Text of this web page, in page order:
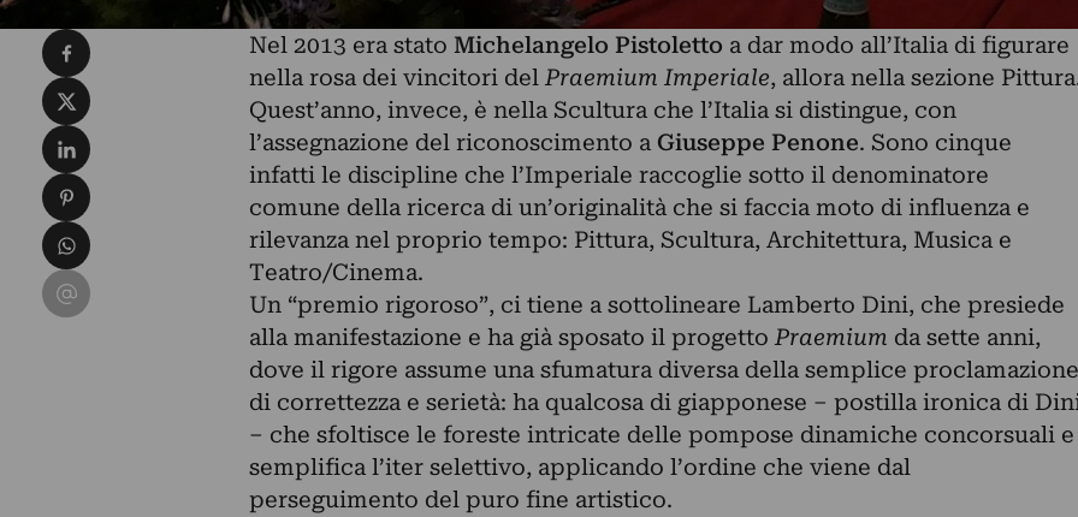
Nel 2013 era stato Michelangelo Pistoletto a dar modo all’Italia di figurare
nella rosa dei vincitori del Praemium Imperiale, allora nella sezione
Quest’anno, invece, è nella Scultura che l’Italia si distingue, con
l’assegnazione del riconoscimento a Giuseppe Penone. Sono cinque
infatti le discipline che l’Imperiale raccoglie sotto il denominatore
comune della ricerca di un’originalità che si faccia moto di influenza e
rilevanza nel proprio tempo: Pittura, Scultura, Architettura, Musica e
Teatro/Cinema.
Un “premio rigoroso”, ci tiene a sottolineare Lamberto Dini, che presiede
alla manifestazione e ha già sposato il progetto Praemium da sette anni,
dove il rigore assume una sfumatura diversa della semplice proclamazione
di correttezza e serietà: ha qualcosa di giapponese – postilla ironica di
– che sfoltisce le foreste intricate delle pompose dinamiche concorsuali e
semplifica l’iter selettivo, applicando l’ordine che viene dal
perseguimento del puro fine artistico.
Condividi su Facebook
Condividi su X
Condividi su LinkedIn
Condividi su Pinterest
Condividi su WhatsApp
Condividi su Email